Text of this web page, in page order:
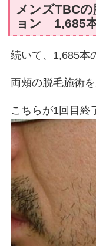
メンズTBC
ョン 1,685
続いて、1,685本
両頬の脱毛施術を
こちらが1回目終